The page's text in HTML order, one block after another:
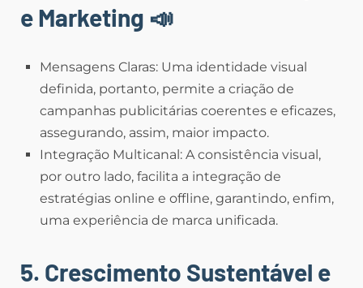
e Marketing 📣
Mensagens Claras: Uma identidade visual
definida, portanto, permite a criação de
campanhas publicitárias coerentes e eficazes,
assegurando, assim, maior impacto.
Integração Multicanal: A consistência visual,
por outro lado, facilita a integração de
estratégias online e offline, garantindo, enfim,
uma experiência de marca unificada.
5. Crescimento Sustentável e